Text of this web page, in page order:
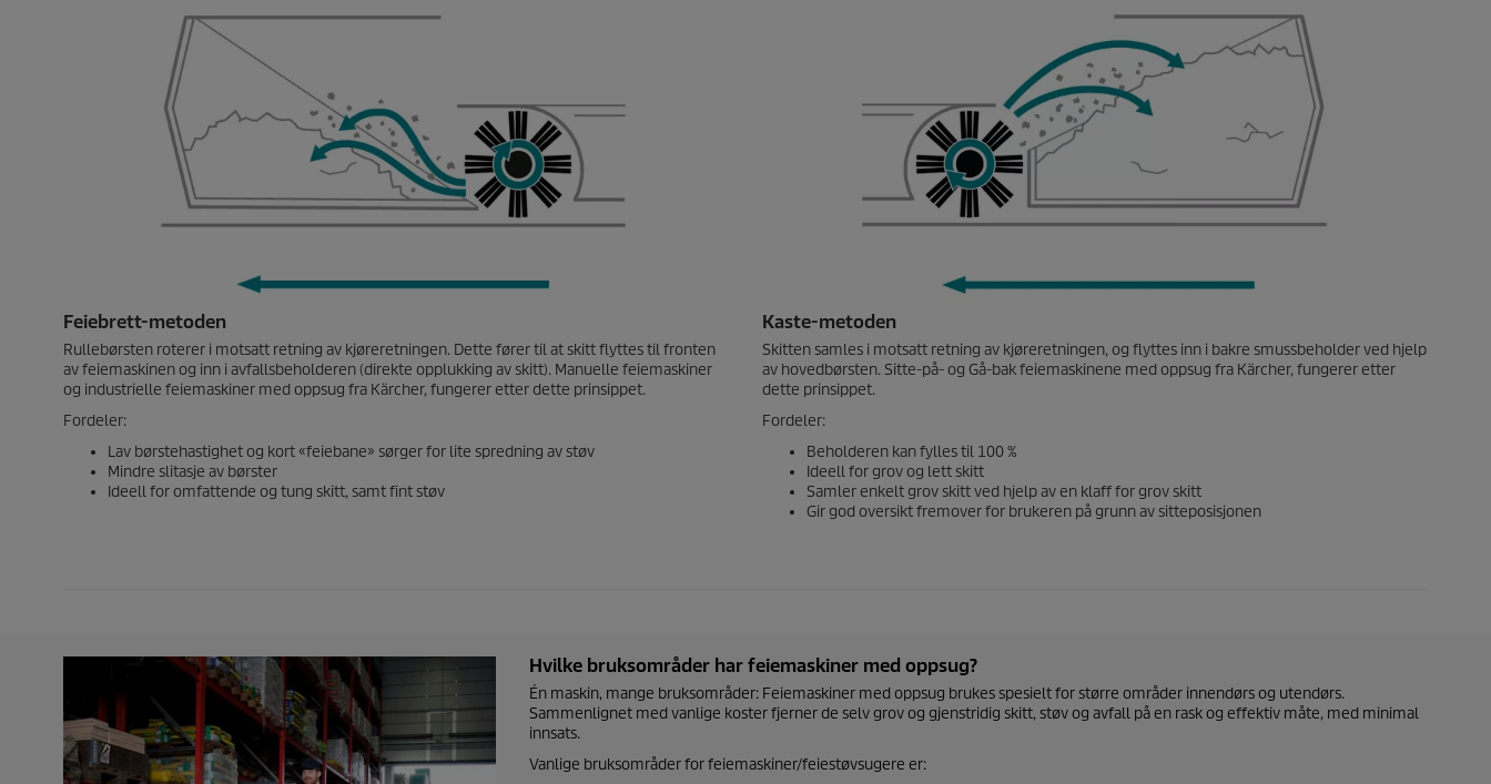
Feiebrett-metoden
Rullebørsten roterer i motsatt retning av kjøreretningen. Dette fører til at skitt flyttes til fronten
av feiemaskinen og inn i avfallsbeholderen (direkte opplukking av skitt). Manuelle feiemaskiner
og industrielle feiemaskiner med oppsug fra Kärcher, fungerer etter dette prinsippet.
Fordeler:
Lav børstehastighet og kort «feiebane» sørger for lite spredning av støv
Mindre slitasje av børster
Ideell for omfattende og tung skitt, samt fint støv
Kaste-metoden
Skitten samles i motsatt retning av kjøreretningen, og flyttes inn i bakre smussbeholder ved hjelp
av hovedbørsten. Sitte-på- og Gå-bak feiemaskinene med oppsug fra Kärcher, fungerer etter
dette prinsippet.
Fordeler:
Beholderen kan fylles til 100 %
Ideell for grov og lett skitt
Samler enkelt grov skitt ved hjelp av en klaff for grov skitt
Gir god oversikt fremover for brukeren på grunn av sitteposisjonen
Hvilke bruksområder har feiemaskiner med oppsug?
Én maskin, mange bruksområder: Feiemaskiner med oppsug brukes spesielt for større områder innendørs og utendørs.
Sammenlignet med vanlige koster fjerner de selv grov og gjenstridig skitt, støv og avfall på en rask og effektiv måte, med minimal
innsats.
Vanlige bruksområder for feiemaskiner/feiestøvsugere er: